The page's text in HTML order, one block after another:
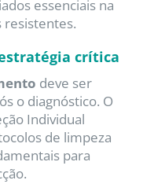
essenciais na
resistentes.
crítica
deve ser
o diagnóstico. O
Individual
de limpeza
para